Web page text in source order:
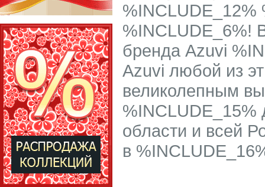
%INCLUDE_12%
%INCLUDE_6%!
бренда Azuvi
Azuvi любой из
великолепным
%INCLUDE_15%
области и всей
в